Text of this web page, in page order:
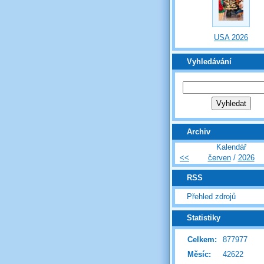
USA 2026
Vyhledávání
Archiv
Kalendář
<<
červen/ 2026
RSS
Přehled zdrojů
Statistiky
Celkem:
877977
Měsíc:
42622